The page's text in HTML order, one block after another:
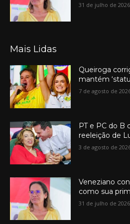
31 de julho de 2026
Mais Lidas
Queiroga
mantém
7 de agosto de
PT e PC do B
reeleição de
3 de agosto de
Veneziano
como sua
31 de julho de 2026